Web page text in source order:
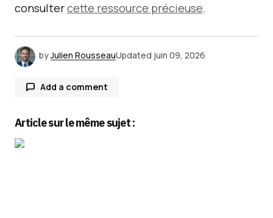
consultercette ressource précieuse.
byJulien RousseauUpdated juin 09, 2026
Add a comment
Article sur le même sujet :